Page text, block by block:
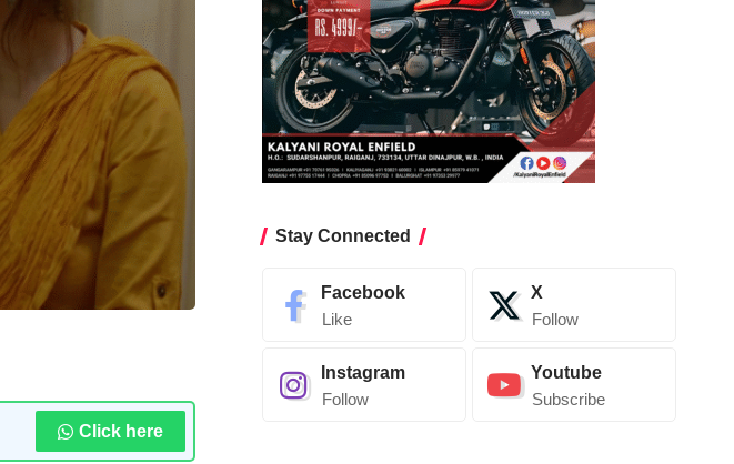
Click here
Stay Connected
Facebook
Like
X
Follow
Instagram
Follow
Youtube
Subscribe